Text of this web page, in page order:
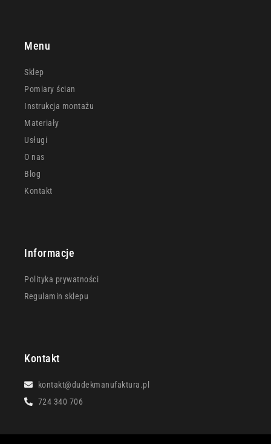
Kontakt
kontakt@dudekmanufaktura.pl
724 340 706
Informacje
Polityka prywatności
Regulamin sklepu
Menu
Sklep
Pomiary ścian
Instrukcja montażu
Materiały
Usługi
O nas
Blog
Kontakt